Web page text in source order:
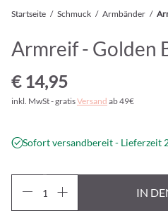
Startseite / Schmuck / Armbänder /
Armreif - Golden
€ 14,95
inkl. MwSt - gratisVersand ab 49€
Sofort versandbereit - Lieferzeit
IN